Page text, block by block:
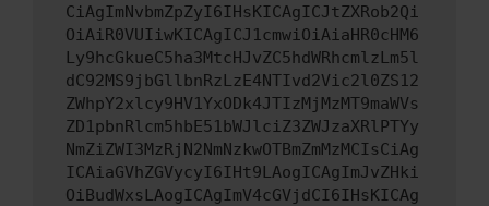
CiAgImNvbmZpZyI6IHsKICAgICJtZXRob2Qi
OiAiR0VUIiwKICAgICJ1cmwiOiAiaHR0cHM6
Ly9hcGkueC5ha3MtcHJvZC5hdWRhcmlzLm5l
dC92MS9jbGllbnRzLzE4NTIvd2Vic2l0ZS12
ZWhpY2xlcy9HV1YxODk4JTIzMjMzMT9maWVs
ZD1pbnRlcm5hbE51bWJlciZ3ZWJzaXRlPTYy
NmZiZWI3MzRjN2NmNzkwOTBmZmMzMCIsCiAg
ICAiaGVhZGVycyI6IHt9LAogICAgImJvZHki
OiBudWxsLAogICAgImV4cGVjdCI6IHsKICAg